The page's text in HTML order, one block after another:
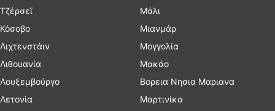
Τζέρσεϊ
Κόσοβο
Λιχτενστάιν
Λιθουανία
Λουξεμβούργο
Λετονία
Μάλι
Μιανμάρ
Μογγολία
Μακάο
Βορεια Νησια Μαριανα
Μαρτινίκα